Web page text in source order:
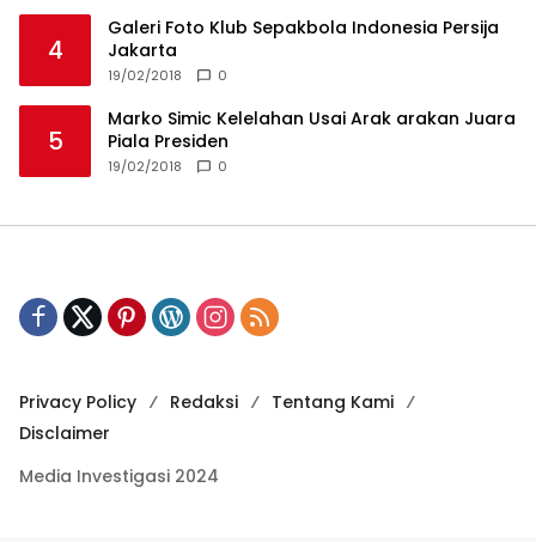
4
Galeri Foto Klub Sepakbola Indonesia Persija
Jakarta
19/02/2018 0
5
Marko Simic Kelelahan Usai Arak arakan Juara
Piala Presiden
19/02/2018 0
Privacy Policy Redaksi
Tentang Kami
Disclaimer
Media Investigasi 2024